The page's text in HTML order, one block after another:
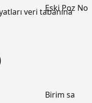
veri tabanına
Eski Poz No
Birim sa